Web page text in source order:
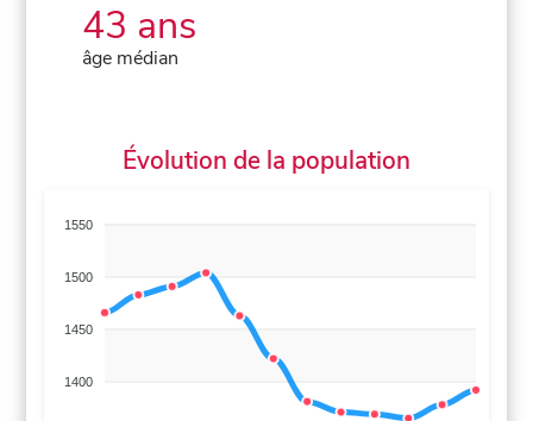
43 ans
âge médian
Évolution de la population
1550
1500
1450
1400